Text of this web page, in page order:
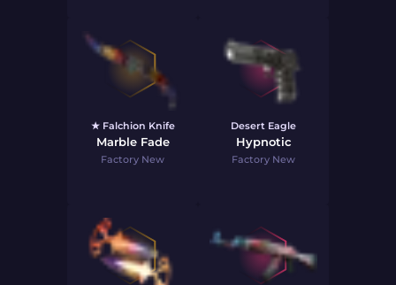
★ Falchion Knife
Marble Fade
Factory New
Desert Eagle
Hypnotic
Factory New